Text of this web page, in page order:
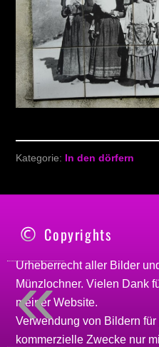
Kategorie: In den dörfern
Copyrights
Urheberrecht aller Bilder
Münzlochner. Vielen Dank
meinerWebsite.
Verwendung von Bildern
kommerzielle Zwecke nur
«